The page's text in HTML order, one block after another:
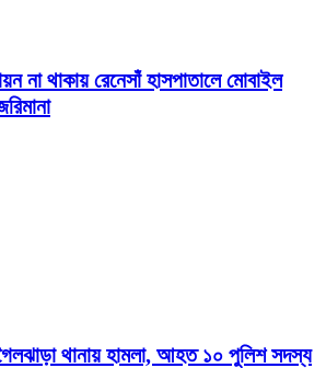
না থাকায় রেনেসাঁ হাসপাতালে মোবাইল
থানায় হামলা, আহত ১০ পুলিশ সদস্য